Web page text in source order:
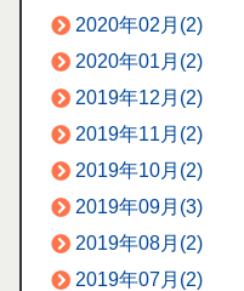
2020年02月(2)
2020年01月(2)
2019年12月(2)
2019年11月(2)
2019年10月(2)
2019年09月(3)
2019年08月(2)
2019年07月(2)